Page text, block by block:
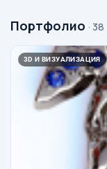
Портфолио · 38
3D И ВИЗУАЛИЗАЦИЯ